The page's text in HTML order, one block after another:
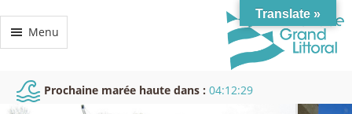
Menu
Prochaine marée haute dans : 04:12:28
Translate »